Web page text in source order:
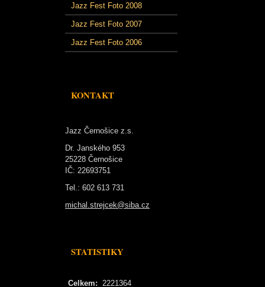
Jazz Fest Foto 2008
Jazz Fest Foto 2007
Jazz Fest Foto 2006
KONTAKT
Jazz Černošice z.s.
Dr. Janského 953
25228 Černošice
IČ: 22693751
Tel.: 602 613 731
michal.strejcek@siba.cz
STATISTIKY
Celkem: 2221364